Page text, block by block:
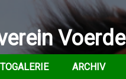
Voerde
ARCHIV